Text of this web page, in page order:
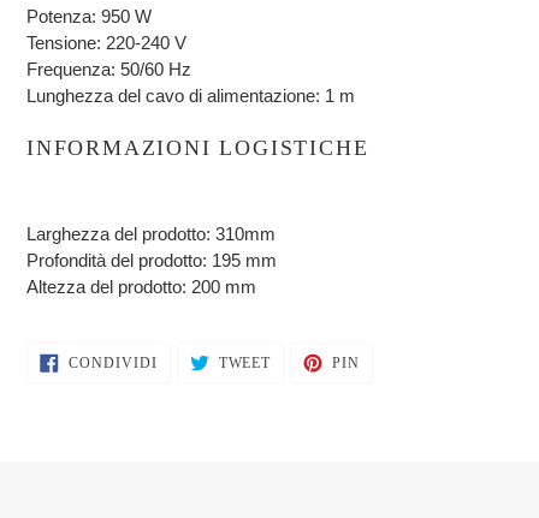
Potenza: 950 W
Tensione: 220-240 V
Frequenza: 50/60 Hz
Lunghezza del cavo di alimentazione: 1 m
INFORMAZIONI LOGISTICHE
Larghezza del prodotto: 310mm
Profondità del prodotto: 195 mm
Altezza del prodotto: 200 mm
CONDIVIDICONDIVIDI
SU
TWEETTWITTA PIN